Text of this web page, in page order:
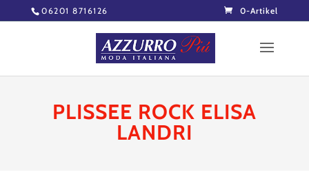
06201 8716126 0-Artikel
PLISSEE ROCK ELISA
LANDRI